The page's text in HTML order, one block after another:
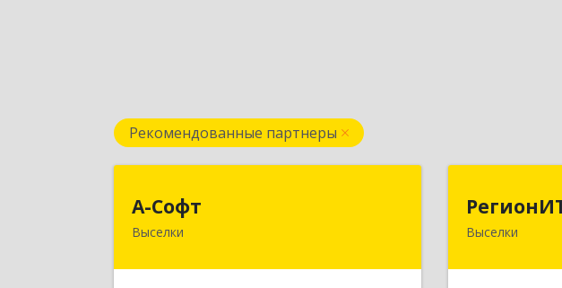
Рекомендованные партнеры
А-Софт
Выселки Выселки353103,